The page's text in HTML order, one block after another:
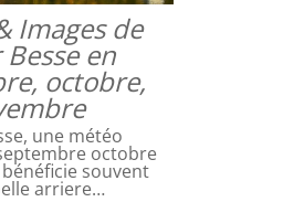
Images de
en
octobre,
une météo
octobre
souvent
arriere…